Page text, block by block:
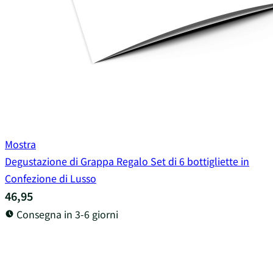
Mostra
Degustazione di Grappa Regalo Set di 6 bottigliette in
Confezione di Lusso
46,95
Consegna in 3-6 giorni